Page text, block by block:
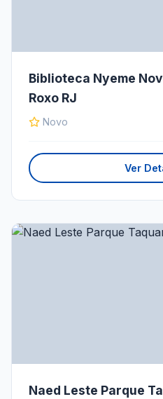
Biblioteca Nyeme
Roxo RJ
Novo
Ver
Naed Leste Parque